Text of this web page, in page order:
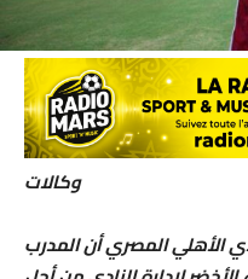
وكالات
المصري أن المدرب